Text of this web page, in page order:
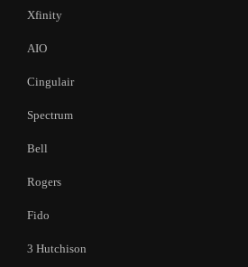
Xfinity
AIO
Cingulair
Spectrum
Bell
Rogers
Fido
3 Hutchison